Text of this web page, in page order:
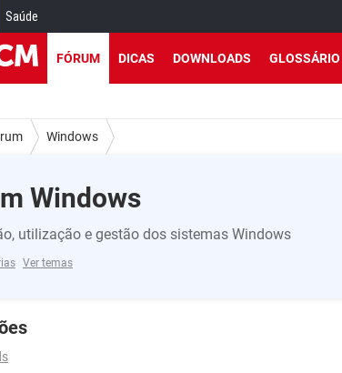
Saúde
FÓRUM DICAS DOWNLOADS GLOSSÁRIO
Windows
Windows
utilização e gestão dos sistemas Windows
Ver temas